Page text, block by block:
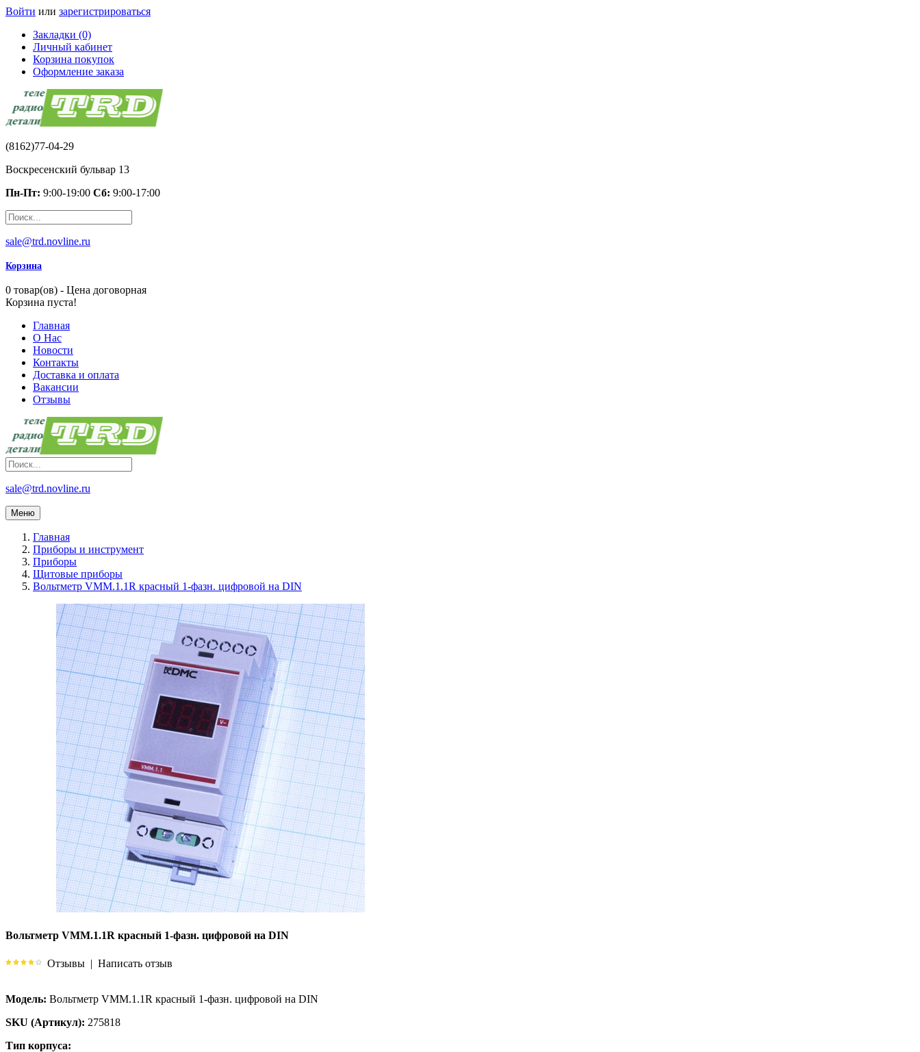
Войти или зарегистрироваться
Закладки (0)
Личный кабинет
Корзина покупок
Оформление заказа
(8162)77-04-29
Воскресенский бульвар 13
Пн-Пт: 9:00-19:00 Сб: 9:00-17:00
sale@trd.novline.ru
Корзина
0 товар(ов) - Цена договорная
Корзина пуста!
Главная
О Нас
Новости
Контакты
Доставка и оплата
Вакансии
Отзывы
sale@trd.novline.ru
Меню
Главная
Приборы и инструмент
Приборы
Щитовые приборы
Вольтметр VMM.1.1R красный 1-фазн. цифровой на DIN
Вольтметр VMM.1.1R красный 1-фазн. цифровой на DIN
Отзывы | Написать отзыв
Модель: Вольтметр VMM.1.1R красный 1-фазн. цифровой на DIN
SKU (Артикул): 275818
Тип корпуса: